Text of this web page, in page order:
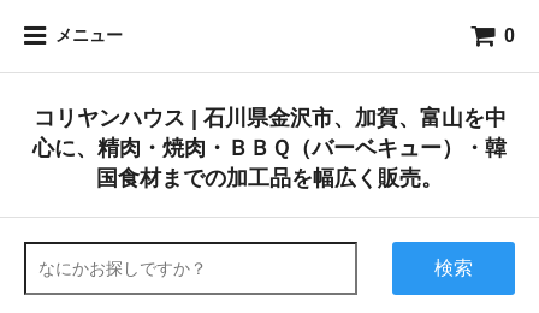
メニュー 0
コリヤンハウス | 石川県金沢市、加賀、富山を中
心に、精肉・焼肉・ＢＢＱ（バーベキュー）・韓
国食材までの加工品を幅広く販売。
検索